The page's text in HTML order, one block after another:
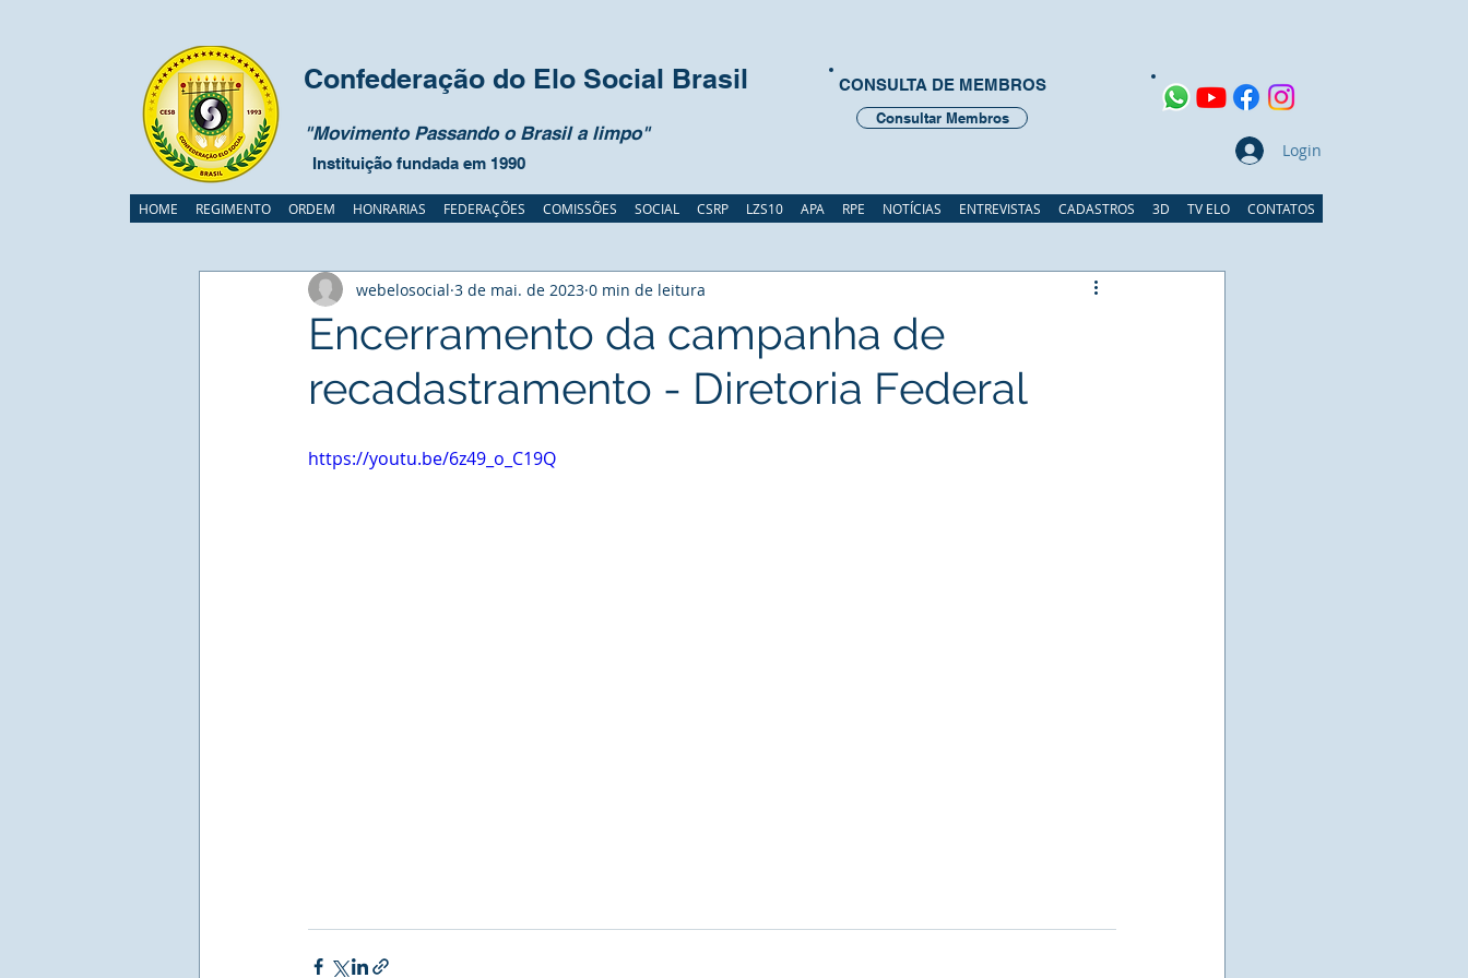
Confederação do Elo Social Brasil
"Movimento Passando o Brasil a limpo"
Instituição fundada em 1990
CONSULTA DE MEMBROS
Consultar Membros
Login
Encerramento da campanha de
recadastramento - Diretoria Federal
webelosocial 3 de mai. de 2023 0 min de leitura
https://youtu.be/6z49_o_C19Q
HOME REGIMENTO ORDEM HONRARIAS FEDERAÇÕES COMISSÕES SOCIAL CSRP LZS10 APA RPE NOTÍCIAS ENTREVISTAS CADASTROS 3D TV ELO CONTATOS